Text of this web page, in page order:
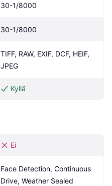
30-1/8000
30-1/8000
TIFF, RAW, EXIF, DCF, HEIF,
JPEG
Kyllä
Ei
Face Detection, Continuous
Drive, Weather Sealed